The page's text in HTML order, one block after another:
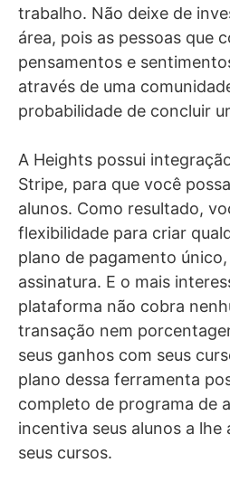
trabalho. Não deixe de
área, pois as pessoas que
pensamentos e
através de uma
probabilidade de concluir
A Heights possui
Stripe, para que você
alunos. Como resultado,
flexibilidade para criar
plano de pagamento
assinatura. E o mais
plataforma não cobra
transação nem
seus ganhos com seus
plano dessa ferramenta
completo de programa de
incentiva seus alunos a
seus cursos.